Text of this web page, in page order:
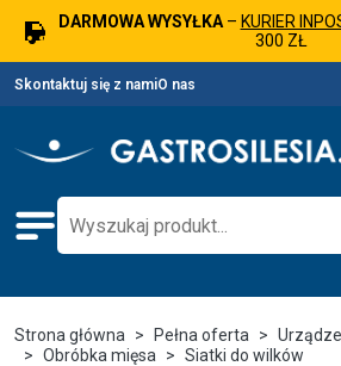
DARMOWA WYSYŁKA– KURIER
300 ZŁ
Skontaktuj się z namiO nas
Strona główna Pełna oferta
Obróbka mięsa
Siatki do wilków